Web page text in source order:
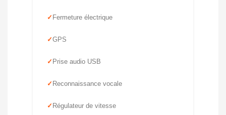
Fermeture électrique
GPS
Prise audio USB
Reconnaissance vocale
Régulateur de vitesse